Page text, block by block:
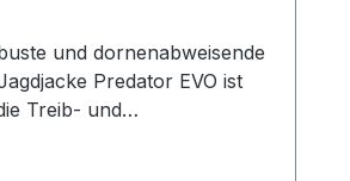
Predator EVO ist
Treib- und